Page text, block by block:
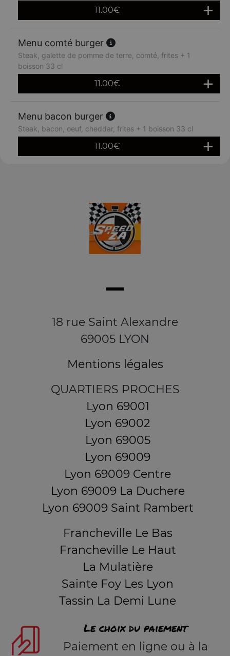
11.00€
Menu comté burger
Steak, galette de pomme de terre, comté, frites + 1
boisson 33 cl
11.00€
Menu bacon burger
Steak, bacon, oeuf, cheddar, frites + 1 boisson 33 cl
11.00€
18 rue Saint Alexandre
69005 LYON
Mentions légales
QUARTIERS PROCHES
Lyon 69001
Lyon 69002
Lyon 69005
Lyon 69009
Lyon 69009 Centre
Lyon 69009 La Duchere
Lyon 69009 Saint Rambert
Francheville Le Bas
Francheville Le Haut
La Mulatière
Sainte Foy Les Lyon
Tassin La Demi Lune
Le choix du paiement
Paiement en ligne ou à la